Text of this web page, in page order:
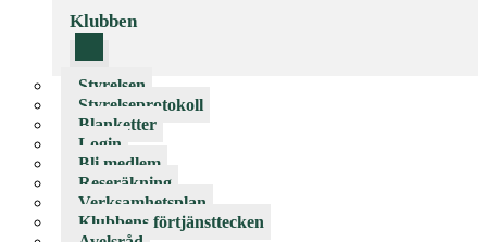
Klubben
Styrelsen
Styrelseprotokoll
Blanketter
Login
Bli medlem
Reseräkning
Verksamhetsplan
Klubbens förtjänsttecken